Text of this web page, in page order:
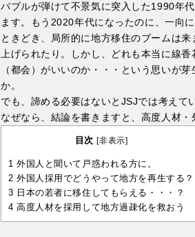
バブルが弾けて不景気に突入した1990年
ます。もう2020年代になったのに、一向
ときどき、局所的に地方移住のブームは
上げられたり。しかし、どれも本当に線
（都会）がいいのか・・・という思いが
か。
でも、諦める必要はないとJSJでは考えて
なぜなら、結論を書きますと、高度人材・
目次 [非表示]
1 外国人と聞いて戸惑われる方に。
2 外国人採用でどうやって地方を再生する？
3 日本の若者に移住してもらえる・・・？
4 高度人材を採用して地方過疎化を救おう